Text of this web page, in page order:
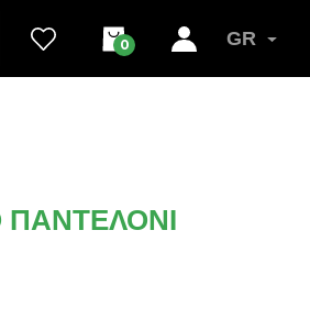
0 GR
ΠΑΝΤΕΛΌΝΙ